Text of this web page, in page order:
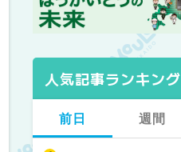
人気記事ランキング
前日 週間